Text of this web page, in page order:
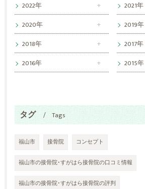
2022年
2021年
2020年
2019年
2018年
2017年
2016年
2015年
タグ Tags
福山市 接骨院 コンセプト
福山市の接骨院･すがはら接骨院の口コミ情報
福山市の接骨院･すがはら接骨院の評判